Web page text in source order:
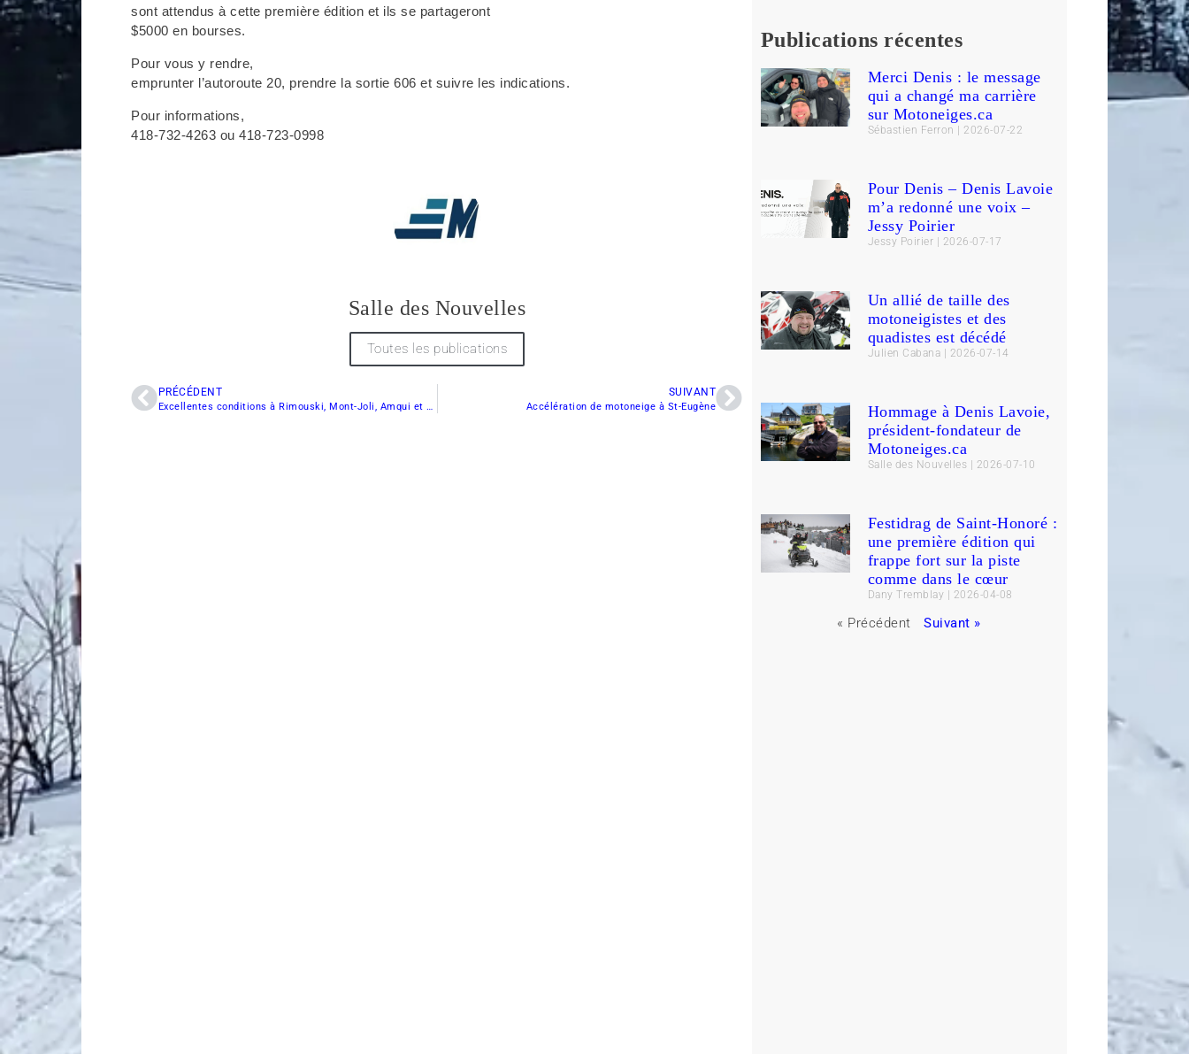
sont attendus à cette première édition et ils se partageront
$5000 en bourses.
Pour vous y rendre,
emprunter l’autoroute 20, prendre la sortie 606 et suivre les indications.
Pour informations,
418-732-4263 ou 418-723-0998
Salle des Nouvelles
Toutes les publications
PRÉCÉDENT
Excellentes conditions à Rimouski, Mont-Joli, Amqui et Alberville
SUIVANT
Accélération de motoneige à St-Eugène
Publications récentes
Merci Denis : le message
qui a changé ma carrière
sur Motoneiges.ca
Sébastien Ferron 2026-07-22
Pour Denis – Denis Lavoie
m’a redonné une voix –
Jessy Poirier
Jessy Poirier 2026-07-17
Un allié de taille des
motoneigistes et des
quadistes est décédé
Julien Cabana 2026-07-14
Hommage à Denis Lavoie,
président-fondateur de
Motoneiges.ca
Salle des Nouvelles 2026-07-10
Festidrag de Saint-Honoré :
une première édition qui
frappe fort sur la piste
comme dans le cœur
Dany Tremblay 2026-04-08
« Précédent Suivant »